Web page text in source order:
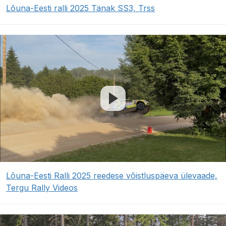
Lõuna-Eesti ralli 2025 Tänak SS3, Trss
Lõuna-Eesti Ralli 2025 reedese võistluspäeva ülevaade,
Tergu Rally Videos